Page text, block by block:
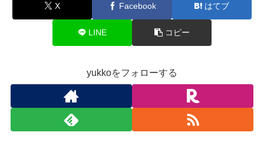
X Facebook はてブ
LINE コピー
yukkoをフォローする